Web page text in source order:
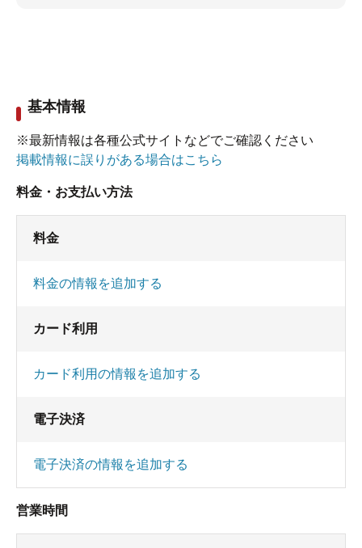
基本情報
※最新情報は各種公式サイトなどでご確認ください
掲載情報に誤りがある場合はこちら
料金・お支払い方法
料金
料金の情報を追加する
カード利用
カード利用の情報を追加する
電子決済
電子決済の情報を追加する
営業時間